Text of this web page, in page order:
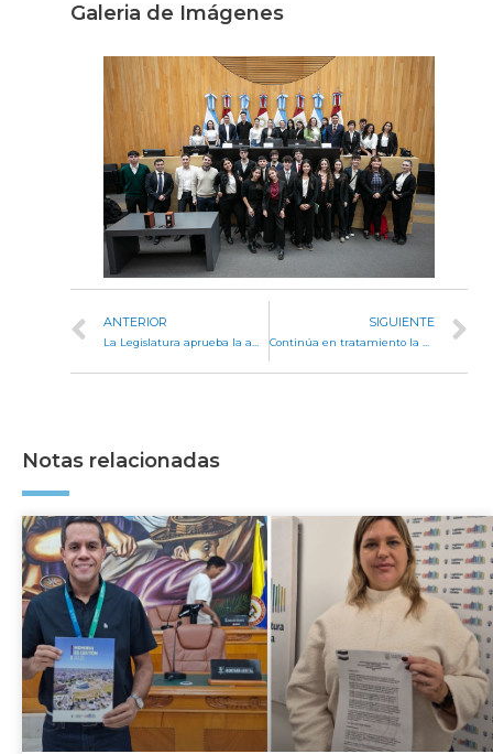
Galeria de Imágenes
ANTERIOR SIGUIENTE
Notas relacionadas